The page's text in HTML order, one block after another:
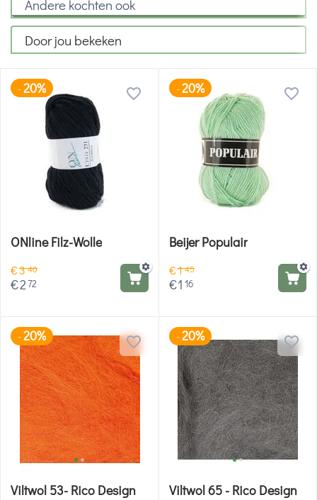
Andere kochten ook
Door jou bekeken
-20%
ONline Filz-Wolle
€340
€272
-20%
Beijer Populair
€145
€1 16
-20%
Viltwol 53- Rico Design
-20%
Viltwol 65 - Rico Design